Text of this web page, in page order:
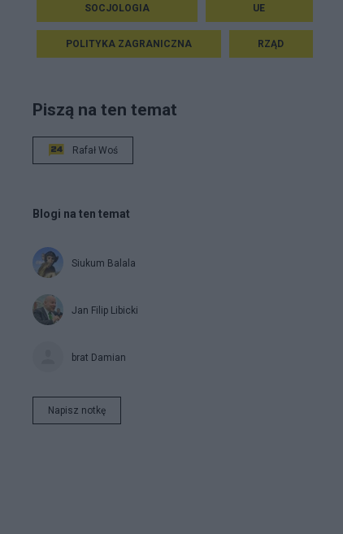
SOCJOLOGIA UE
POLITYKA ZAGRANICZNA RZĄD
Piszą na ten temat
Rafał Woś
Blogi na ten temat
Siukum Balala
Jan Filip Libicki
brat Damian
Napisz notkę